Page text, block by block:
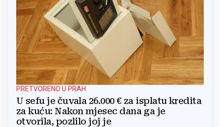
PRETVORENO U PRAH
U sefu je čuvala 26.000 € za isplatu kredita
za kuću: Nakon mjesec dana ga je
otvorila, pozlilo joj je